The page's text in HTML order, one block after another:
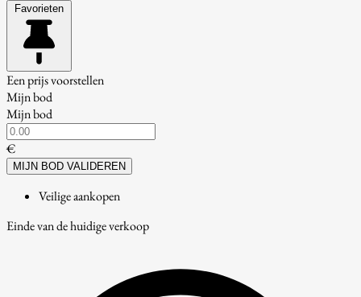
Favorieten
Een prijs voorstellen
Mijn bod
Mijn bod
€
MIJN BOD VALIDEREN
Veilige aankopen
Einde van de huidige verkoop